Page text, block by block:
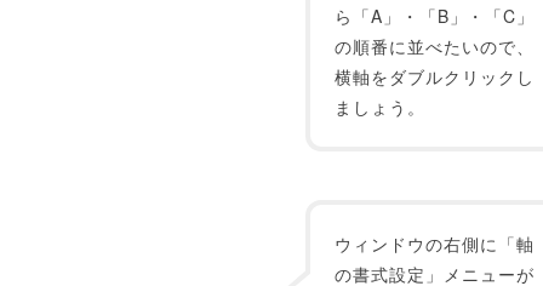
ら「A」・「B」・「C」
の順番に並べたいので、
横軸をダブルクリックし
ましょう。
ウィンドウの右側に「軸
の書式設定」メニューが